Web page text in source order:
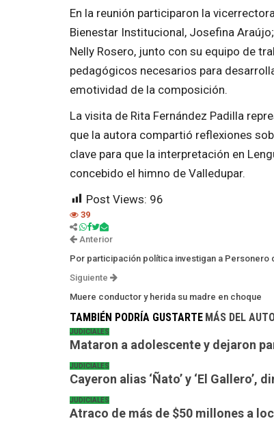
En la reunión participaron la
Bienestar Institucional, Josefina
Nelly Rosero, junto con su equipo de
pedagógicos necesarios para
emotividad de la composición.
La visita de Rita Fernández Padilla
que la autora compartió reflexiones
clave para que la interpretación en
concebido el himno de Valledupar.
Post Views: 96
39
Anterior
Por participación política investigan a Personero
Siguiente
Muere conductor y herida su madre en choque
TAMBIÉN PODRÍA GUSTARTE MÁS DEL
JUDICIALES
Mataron a adolescente y dejaron
JUDICIALES
Cayeron alias ‘Ñato’ y ‘El
JUDICIALES
Atraco de más de $50 millones a